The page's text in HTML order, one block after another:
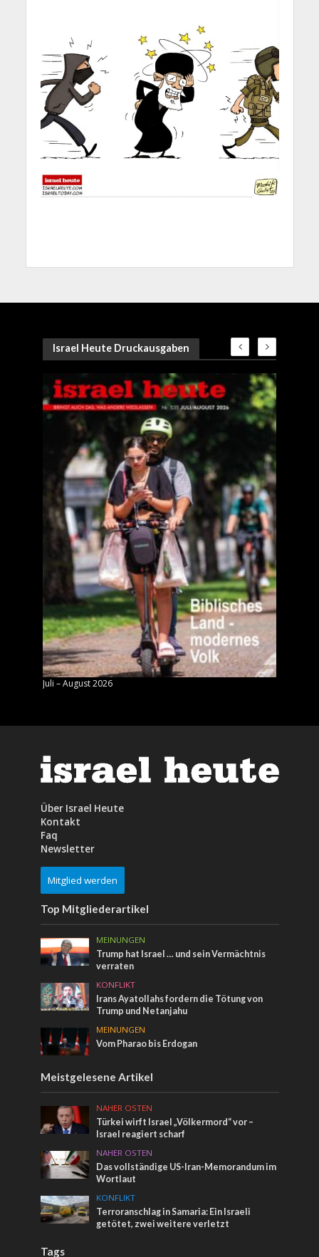
Israel Heute Druckausgaben
Juli – August 2026
Über Israel Heute
Kontakt
Faq
Newsletter
Mitglied werden
Top Mitgliederartikel
MEINUNGEN
Trump hat Israel … und sein Vermächtnis
verraten
KONFLIKT
Irans Ayatollahs fordern die Tötung von
Trump und Netanjahu
MEINUNGEN
Vom Pharao bis Erdogan
Meistgelesene Artikel
NAHER OSTEN
Türkei wirft Israel „Völkermord“ vor –
Israel reagiert scharf
NAHER OSTEN
Das vollständige US-Iran-Memorandum im
Wortlaut
KONFLIKT
Terroranschlag in Samaria: Ein Israeli
getötet, zwei weitere verletzt
Tags